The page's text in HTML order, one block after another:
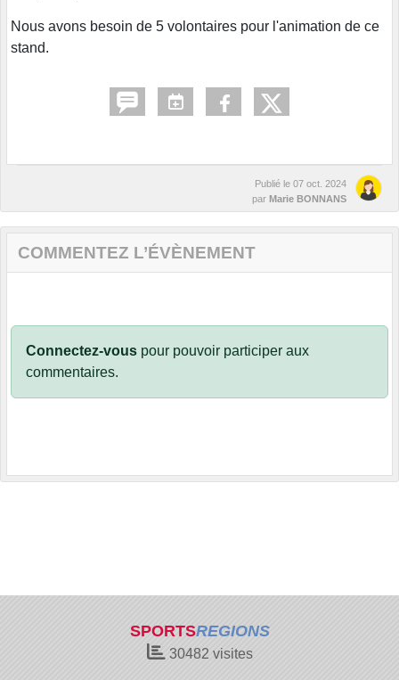
Nous avons besoin de 5 volontaires pour l'animation de ce
stand.
Publié le 07 oct. 2024
par Marie BONNANS
COMMENTEZ L’ÉVÈNEMENT
Connectez-vous pour pouvoir participer aux
commentaires.
SPORTSREGIONS
30482 visites